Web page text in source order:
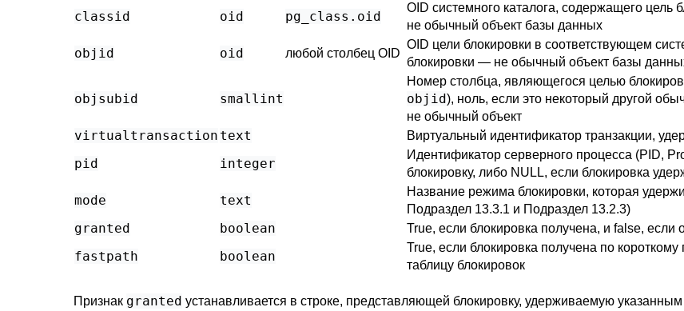
classid oid pg_class .oid
OID системного каталога, содержащего
не обычный объект базы данных
objid oid любой столбец OID
OID цели блокировки в соответствующем
блокировки — не обычный объект базы
objsubid smallint
Номер столбца, являющегося целью
objid), ноль, если это некоторый другой
не обычный объект
virtualtransaction text Виртуальный идентификатор транзакции,
pid integer
Идентификатор серверного процесса (PID,
блокировку, либо NULL, если блокировка
mode text
Название режима блокировки, которая
Подраздел 13.3.1 и Подраздел 13.2.3)
granted boolean True, если блокировка получена, и false, если
fastpath boolean
True, если блокировка получена по
таблицу блокировок
Признак granted устанавливается в строке, представляющей блокировку, удерживаемую